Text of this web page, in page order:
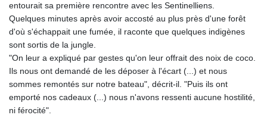
entourait sa première rencontre avec les Sentinelliens.
Quelques minutes après avoir accosté au plus près d'une forêt
d'où s'échappait une fumée, il raconte que quelques indigènes
sont sortis de la jungle.
"On leur a expliqué par gestes qu'on leur offrait des noix de coco.
Ils nous ont demandé de les déposer à l'écart (...) et nous
sommes remontés sur notre bateau", décrit-il. "Puis ils ont
emporté nos cadeaux (...) nous n'avons ressenti aucune hostilité,
ni férocité".